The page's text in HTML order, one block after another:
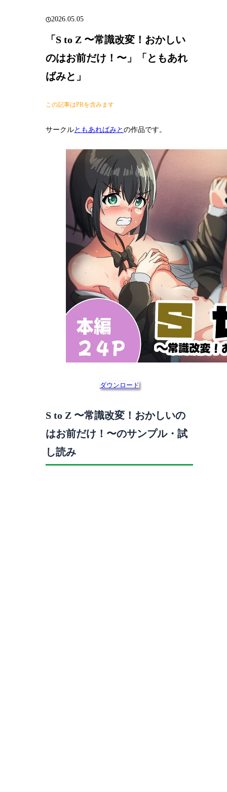
2026.05.05
「S to Z 〜常識改変！おかしい
のはお前だけ！〜」「ともあれ
ばみと」
この記事はPRを含みます
サークルともあればみとの作品です。
ダウンロード
S to Z 〜常識改変！おかしいの
はお前だけ！〜のサンプル・試
し読み